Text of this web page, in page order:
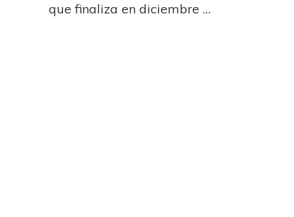
que finaliza en diciembre …